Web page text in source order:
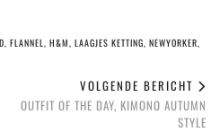
FLANNEL H&M LAAGJES KETTING NEWYORKER
VOLGENDE BERICHT
OUTFIT OF THE DAY, KIMONO AUTUMN
STYLE